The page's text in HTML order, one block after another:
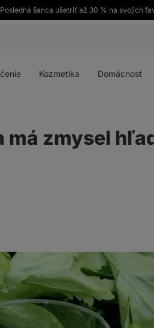
Posledná šanca ušetriť až 30 % na svojich
Kozmetika Domácnosť
má zmysel